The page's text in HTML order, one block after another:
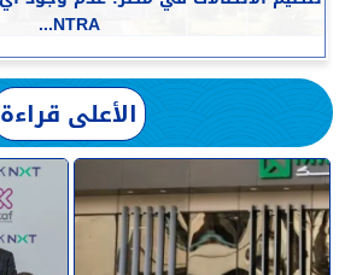
NTRA...
الأعلى قراءة